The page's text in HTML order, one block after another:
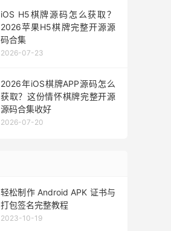
iOS H5棋牌源码怎么获取？
2026苹果H5棋牌完整开源源
码合集
2026-07-23
2026年iOS棋牌APP源码怎么
获取？这份情怀棋牌完整开源
源码合集收好
2026-07-20
轻松制作 Android APK 证书与
打包签名完整教程
2023-10-19